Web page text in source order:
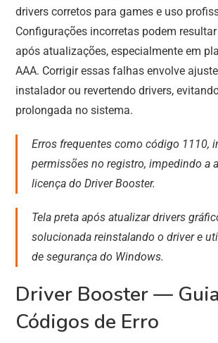
drivers corretos para games e uso
Configurações incorretas podem
após atualizações, especialmente em
AAA. Corrigir essas falhas envolve
instalador ou revertendo drivers,
prolongada no sistema.
Erros frequentes como código 1110,
permissões no registro, impedindo a
licença do Driver Booster.
Tela preta após atualizar drivers
solucionada reinstalando o driver e
de segurança do Windows.
Driver Booster —
Códigos de Erro